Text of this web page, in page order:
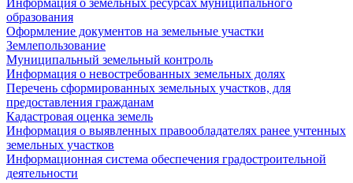
Информация о земельных ресурсах муниципального
образования
Оформление документов на земельные участки
Землепользование
Муниципальный земельный контроль
Информация о невостребованных земельных долях
Перечень сформированных земельных участков, для
предоставления гражданам
Кадастровая оценка земель
Информация о выявленных правообладателях ранее учтенных
земельных участков
Информационная система обеспечения градостроительной
деятельности